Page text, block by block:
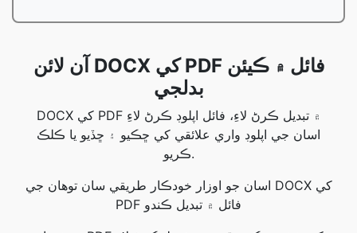
آن لائن DOCX کي PDF فائل ۾ ڪيئن
بدلجي
DOCX کي PDF ۾ تبديل ڪرڻ لاءِ، فائل اپلوڊ ڪرڻ لاءِ
اسان جي اپلوڊ واري علائقي کي ڇڪيو ۽ ڇڏيو يا ڪلڪ
ڪريو.
اسان جو اوزار خودڪار طريقي سان توهان جي DOCX کي
PDF فائل ۾ تبديل ڪندو